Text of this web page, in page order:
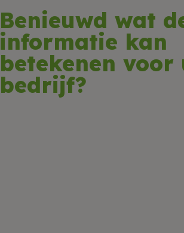
Benieuwd wat
informatie kan
betekenen voor
bedrijf?